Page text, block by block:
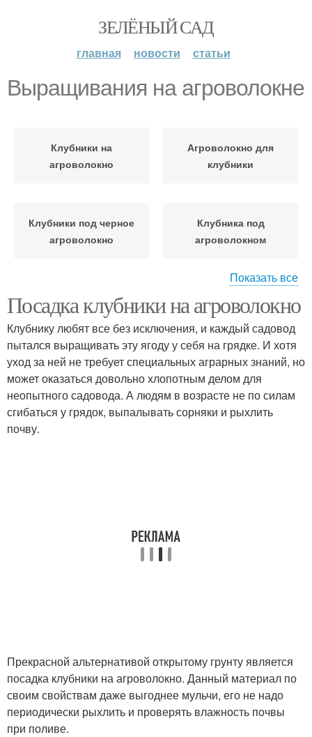
ЗЕЛЁНЫЙ САД
главная новости статьи
Выращивания на агроволокне
Клубники на
агроволокно
Агроволокно для
клубники
Клубники под черное
агроволокно
Клубника под
агроволокном
Клубника под
агроволокно
Показать все
Посадка клубники на агроволокно
Клубнику любят все без исключения, и каждый садовод
пытался выращивать эту ягоду у себя на грядке. И хотя
уход за ней не требует специальных аграрных знаний, но
может оказаться довольно хлопотным делом для
неопытного садовода. А людям в возрасте не по силам
сгибаться у грядок, выпалывать сорняки и рыхлить
почву.
Прекрасной альтернативой открытому грунту является
посадка клубники на агроволокно. Данный материал по
своим свойствам даже выгоднее мульчи, его не надо
периодически рыхлить и проверять влажность почвы
при поливе.